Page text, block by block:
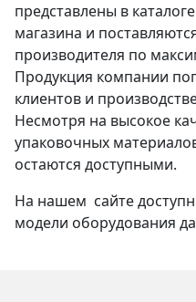
представлены в
магазина и
производителя по
Продукция компании
клиентов и
Несмотря на высокое
упаковочных
остаются доступными.
На нашем сайте
модели оборудования